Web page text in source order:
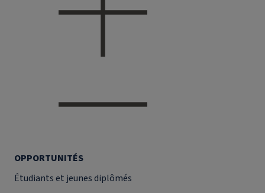
OPPORTUNITÉS
Étudiants et jeunes diplômés